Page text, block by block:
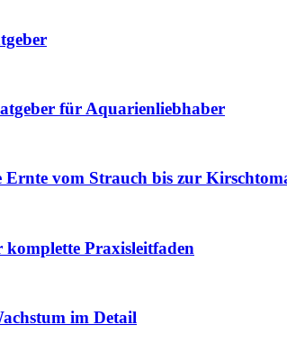
für Aquarienliebhaber
vom Strauch bis zur
komplette Praxisleitfaden
im Detail